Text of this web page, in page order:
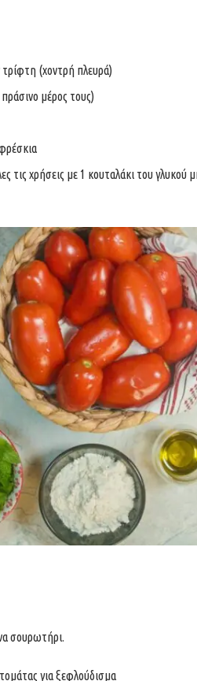
(χοντρή πλευρά)
μέρος τους)
τις χρήσεις με 1 κουταλάκι του γλυκού
σουρωτήρι.